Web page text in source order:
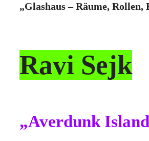
„Glashaus – Räume, Rollen,
Ravi Sejk
„Averdunk Island